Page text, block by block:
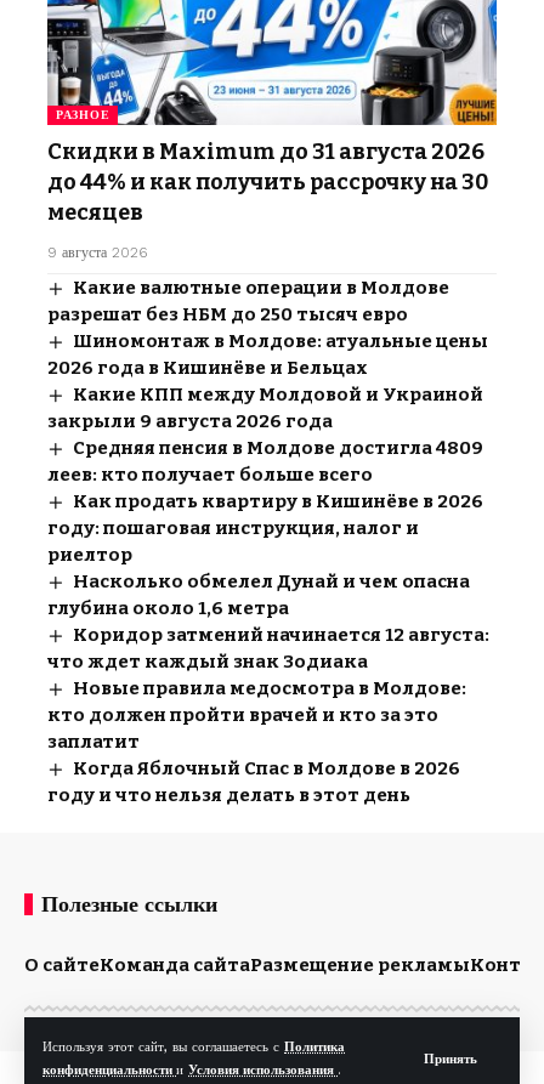
Используя этот сайт, вы соглашаетесь с Политика
конфиденциальности и Условия использования .
Принять
РАЗНОЕ
Скидки в Maximum до 31 августа 2026
до 44% и как получить рассрочку на 30
месяцев
9 августа 2026
Какие валютные операции в Молдове
разрешат без НБМ до 250 тысяч евро
Шиномонтаж в Молдове: атуальные цены
2026 года в Кишинёве и Бельцах
Какие КПП между Молдовой и Украиной
закрыли 9 августа 2026 года
Средняя пенсия в Молдове достигла 4809
леев: кто получает больше всего
Как продать квартиру в Кишинёве в 2026
году: пошаговая инструкция, налог и
риелтор
Насколько обмелел Дунай и чем опасна
глубина около 1,6 метра
Коридор затмений начинается 12 августа:
что ждет каждый знак Зодиака
Новые правила медосмотра в Молдове:
кто должен пройти врачей и кто за это
заплатит
Когда Яблочный Спас в Молдове в 2026
году и что нельзя делать в этот день
Полезные ссылки
О сайтеКоманда сайтаРазмещение рекламы